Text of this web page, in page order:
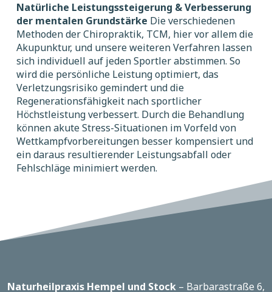
Natürliche Leistungssteigerung & Verbesserung
der mentalen Grundstärke Die verschiedenen
Methoden der Chiropraktik, TCM, hier vor allem die
Akupunktur, und unsere weiteren Verfahren lassen
sich individuell auf jeden Sportler abstimmen. So
wird die persönliche Leistung optimiert, das
Verletzungsrisiko gemindert und die
Regenerationsfähigkeit nach sportlicher
Höchstleistung verbessert. Durch die Behandlung
können akute Stress-Situationen im Vorfeld von
Wettkampfvorbereitungen besser kompensiert und
ein daraus resultierender Leistungsabfall oder
Fehlschläge minimiert werden.
Naturheilpraxis Hempel und Stock – Barbarastraße 6,